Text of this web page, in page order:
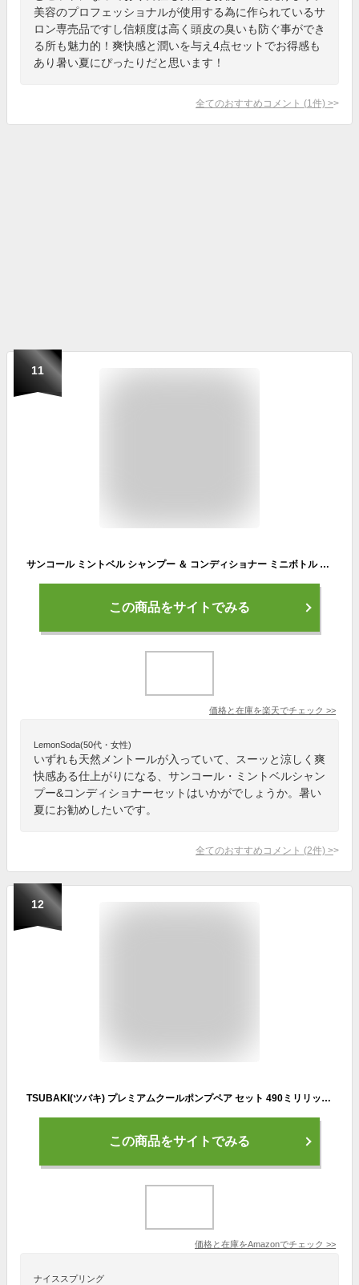
美容のプロフェッショナルが使用する為に作られているサ
ロン専売品ですし信頼度は高く頭皮の臭いも防ぐ事ができ
る所も魅力的！爽快感と潤いを与え4点セットでお得感も
あり暑い夏にぴったりだと思います！
全てのおすすめコメント (1 件) >
11
サンコール ミントベル シャンプー ＆ コンディショナー ミニボトル 選べるセット 250mL+250mL クールシャンプー 女性 冷 感 冷やし 爽快 スッキリ サロン専売品 おすすめ 夏 クール シャンプー 人気 冷涼感 清涼感 SUNCALL 2025
この商品をサイトでみる
価格と在庫を楽天でチェック >>
LemonSoda(50代・女性)
いずれも天然メントールが入っていて、スーッと涼しく爽
快感ある仕上がりになる、サンコール・ミントベルシャン
プー&コンディショナーセットはいかがでしょうか。暑い
夏にお勧めしたいです。
全てのおすすめコメント (2件) >
12
TSUBAKI(ツバキ) プレミアムクールポンプペア セット 490ミリリットル (x 2)
この商品をサイトでみる
価格と在庫をAmazonでチェック >>
ナイススプリング